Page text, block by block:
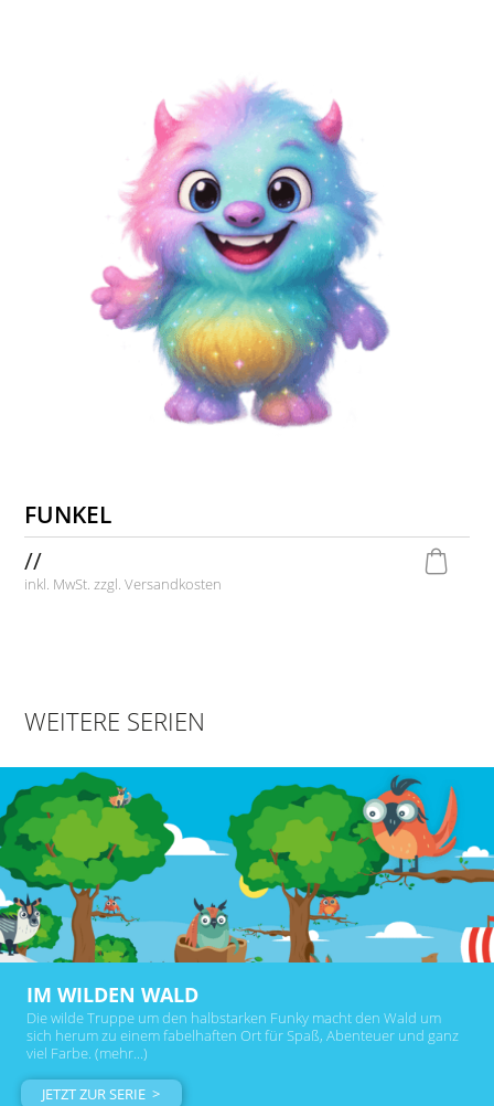
FUNKEL
//
inkl. MwSt. zzgl.Versandkosten
WEITERE SERIEN
IM WILDEN WALD
Die wilde Truppe um den halbstarken Funky macht den Wald um
sich herum zu einem fabelhaften Ort für Spaß, Abenteuer und ganz
viel Farbe. (mehr...)
JETZT ZUR SERIE >